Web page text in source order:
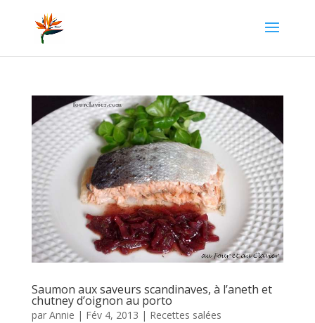
Saumon aux saveurs scandinaves, à l’aneth et
chutney d’oignon au porto
par Annie | Fév 4, 2013 | Recettes salées